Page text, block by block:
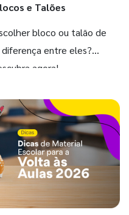
e Talões
bloco ou talão de
entre eles?
agora!